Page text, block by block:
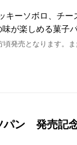
キーソボロ、チ
が楽しめる菓子パ
発売となります。
パン 発売記